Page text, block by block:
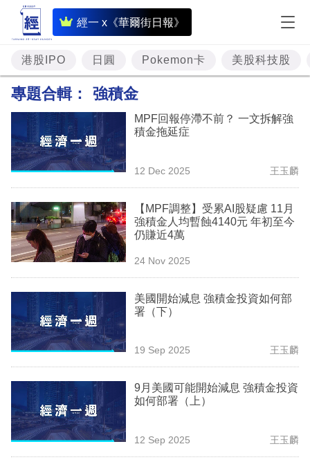
經一 x《華爾街日報》
即
時
財
經
題
投
資
樓
市
理
商
業
科
技
職
場
生
港股IPO 日圓 Pokemon卡 美股科技股
專題合輯： 強積金
MPF回報停滯不前？ 一文拆解強
積金拖延症
12 Dec 2025 王玉麟
【MPF調整】受累AI股疑慮 11月
強積金人均暫蝕4140元 年初至今
仍賺近4萬
24 Nov 2025
美國開始減息 強積金投資如何部
署（下）
19 Sep 2025 王玉麟
9月美國可能開始減息 強積金投資
如何部署（上）
12 Sep 2025 王玉麟